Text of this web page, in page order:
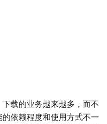
载的业务越来越多，而不
依赖程度和使用方式不一